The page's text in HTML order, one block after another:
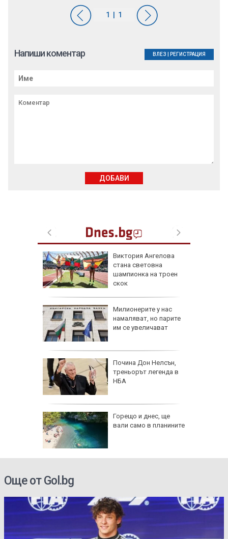
Виктория Ангелова
стана световна
шампионка на троен
скок
Милионерите у нас
намаляват, но парите
им се увеличават
Почина Дон Нелсън,
треньорът легенда в
НБА
Горещо и днес, ще
вали само в планините
Напиши коментар ВЛЕЗ РЕГИСТРАЦИЯ
ДОБАВИ
Още от Gol.bg